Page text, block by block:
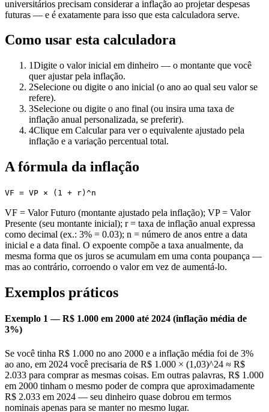
universitários precisam considerar a inflação ao projetar despesas
futuras — e é exatamente para isso que esta calculadora serve.
Como usar esta calculadora
1Digite o valor inicial em dinheiro — o montante que você
quer ajustar pela inflação.
2Selecione ou digite o ano inicial (o ano ao qual seu valor se
refere).
3Selecione ou digite o ano final (ou insira uma taxa de
inflação anual personalizada, se preferir).
4Clique em Calcular para ver o equivalente ajustado pela
inflação e a variação percentual total.
A fórmula da inflação
VF = VP × (1 + r)^n
VF = Valor Futuro (montante ajustado pela inflação); VP = Valor
Presente (seu montante inicial); r = taxa de inflação anual expressa
como decimal (ex.: 3% = 0.03); n = número de anos entre a data
inicial e a data final. O expoente compõe a taxa anualmente, da
mesma forma que os juros se acumulam em uma conta poupança —
mas ao contrário, corroendo o valor em vez de aumentá-lo.
Exemplos práticos
Exemplo 1 — R$ 1.000 em 2000 até 2024 (inflação média de
3%)
Se você tinha R$ 1.000 no ano 2000 e a inflação média foi de 3%
ao ano, em 2024 você precisaria de R$ 1.000 × (1,03)^24 ≈ R$
2.033 para comprar as mesmas coisas. Em outras palavras, R$ 1.000
em 2000 tinham o mesmo poder de compra que aproximadamente
R$ 2.033 em 2024 — seu dinheiro quase dobrou em termos
nominais apenas para se manter no mesmo lugar.